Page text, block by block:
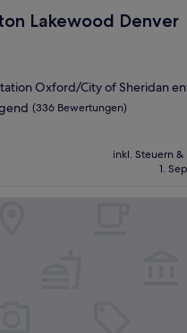
Lakewood Denver
Denver Southwest
Oxford/City of Sheridan
(336 Bewertungen)
inkl. Steuern
1.
Select Suites Denver